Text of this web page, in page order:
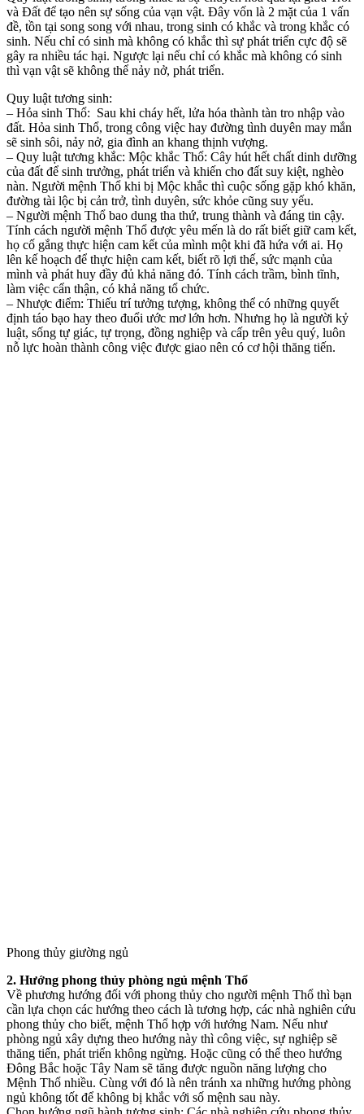
và Đất để tạo nên sự sống của vạn vật. Đây vốn là 2 mặt của 1 vấn
đề, tồn tại song song với nhau, trong sinh có khắc và trong khắc có
sinh. Nếu chỉ có sinh mà không có khắc thì sự phát triển cực độ sẽ
gây ra nhiều tác hại. Ngược lại nếu chỉ có khắc mà không có sinh
thì vạn vật sẽ không thể nảy nở, phát triển.
Quy luật tương sinh:
– Hỏa sinh Thổ: Sau khi cháy hết, lửa hóa thành tàn tro nhập vào
đất. Hỏa sinh Thổ, trong công việc hay đường tình duyên may mắn
sẽ sinh sôi, nảy nở, gia đình an khang thịnh vượng.
– Quy luật tương khắc: Mộc khắc Thổ: Cây hút hết chất dinh dưỡng
của đất để sinh trưởng, phát triển và khiến cho đất suy kiệt, nghèo
nàn. Người mệnh Thổ khi bị Mộc khắc thì cuộc sống gặp khó khăn,
đường tài lộc bị cản trở, tình duyên, sức khỏe cũng suy yếu.
– Người mệnh Thổ bao dung tha thứ, trung thành và đáng tin cậy.
Tính cách người mệnh Thổ được yêu mến là do rất biết giữ cam kết,
họ cố gắng thực hiện cam kết của mình một khi đã hứa với ai. Họ
lên kế hoạch để thực hiện cam kết, biết rõ lợi thế, sức mạnh của
mình và phát huy đầy đủ khả năng đó. Tính cách trầm, bình tĩnh,
làm việc cẩn thận, có khả năng tổ chức.
– Nhược điểm: Thiếu trí tưởng tượng, không thể có những quyết
định táo bạo hay theo đuổi ước mơ lớn hơn. Nhưng họ là người kỷ
luật, sống tự giác, tự trọng, đồng nghiệp và cấp trên yêu quý, luôn
nỗ lực hoàn thành công việc được giao nên có cơ hội thăng tiến.
Phong thủy giường ngủ
2. Hướng phong thủy phòng ngủ mệnh Thổ
Về phương hướng đối với phong thủy cho người mệnh Thổ thì bạn
cần lựa chọn các hướng theo cách là tương hợp, các nhà nghiên cứu
phong thủy cho biết, mệnh Thổ hợp với hướng Nam. Nếu như
phòng ngủ xây dựng theo hướng này thì công việc, sự nghiệp sẽ
thăng tiến, phát triển không ngừng. Hoặc cũng có thể theo hướng
Đông Bắc hoặc Tây Nam sẽ tăng được nguồn năng lượng cho
Mệnh Thổ nhiều. Cùng với đó là nên tránh xa những hướng phòng
ngủ không tốt để không bị khắc với số mệnh sau này.